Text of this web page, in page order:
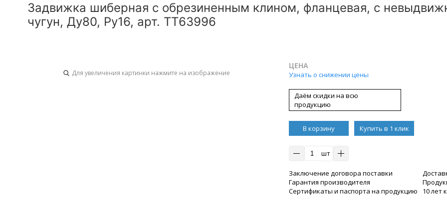
Задвижка шиберная с обрезиненным клином, фланцевая, с
чугун, Ду80, Ру16, арт. ТТ63996
Для увеличения картинки нажмите на изображение
ЦЕНА
Узнать о снижении цены
Даём скидки на всю
продукцию
В корзину Купить в 1 клик
шт
Заключение договора поставки
Гарантия производителя
Сертификаты и паспорта на продукцию
10 лет